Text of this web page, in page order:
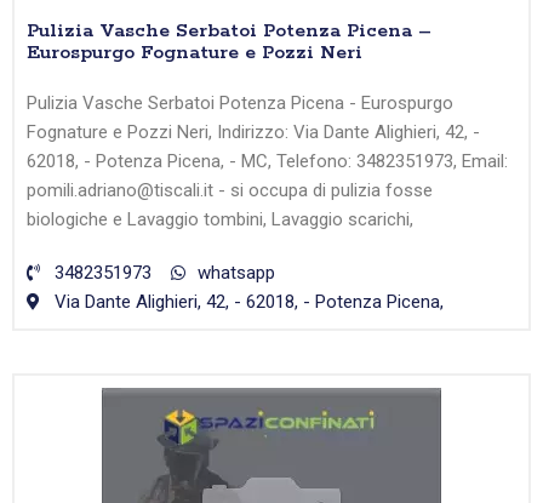
Pulizia Vasche Serbatoi Potenza Picena –
Eurospurgo Fognature e Pozzi Neri
Pulizia Vasche Serbatoi Potenza Picena - Eurospurgo
Fognature e Pozzi Neri, Indirizzo: Via Dante Alighieri, 42, -
62018, - Potenza Picena, - MC, Telefono: 3482351973, Email:
pomili.adriano@tiscali.it - si occupa di pulizia fosse
biologiche e Lavaggio tombini, Lavaggio scarichi,
3482351973
whatsapp
Via Dante Alighieri, 42, - 62018, - Potenza Picena,